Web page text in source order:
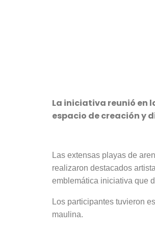
La iniciativa reunió en
espacio de creación y
Las extensas playas de
realizaron destacados
emblemática iniciativa que
Los participantes tuvieron
maulina.